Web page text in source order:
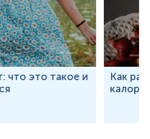
что это такое и
Как